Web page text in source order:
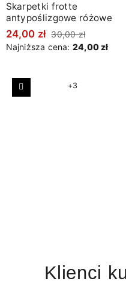
Skarpetki frotte
antypoślizgowe różowe
24,00 zł 30,00 zł
Najniższa cena: 24,00 zł
+3
Poprzedni
Klienci